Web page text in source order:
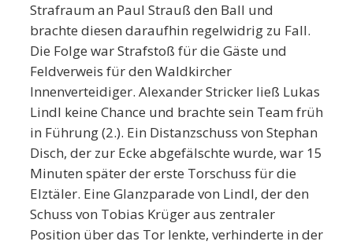
Strafraum an Paul Strauß den Ball und
brachte diesen daraufhin regelwidrig zu Fall.
Die Folge war Strafstoß für die Gäste und
Feldverweis für den Waldkircher
Innenverteidiger. Alexander Stricker ließ Lukas
Lindl keine Chance und brachte sein Team früh
in Führung (2.). Ein Distanzschuss von Stephan
Disch, der zur Ecke abgefälschte wurde, war 15
Minuten später der erste Torschuss für die
Elztäler. Eine Glanzparade von Lindl, der den
Schuss von Tobias Krüger aus zentraler
Position über das Tor lenkte, verhinderte in der